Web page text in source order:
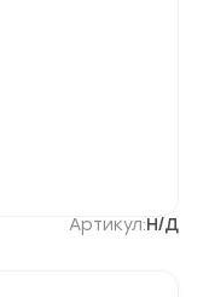
Артикул:Н/Д